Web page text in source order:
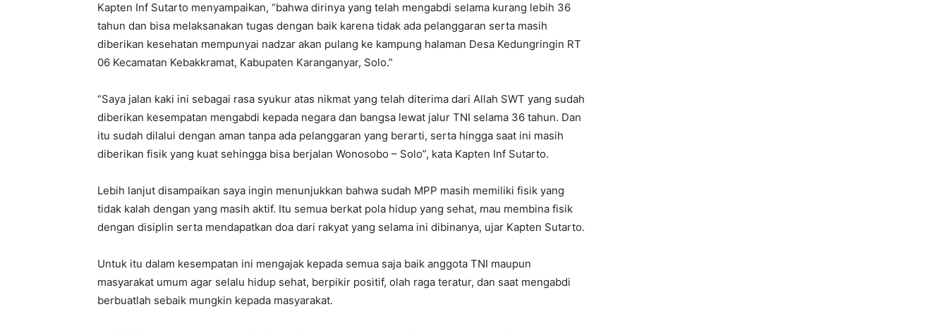
Kapten Inf Sutarto menyampaikan, “bahwa dirinya yang telah mengabdi selama kurang lebih 36
tahun dan bisa melaksanakan tugas dengan baik karena tidak ada pelanggaran serta masih
diberikan kesehatan mempunyai nadzar akan pulang ke kampung halaman Desa Kedungringin RT
06 Kecamatan Kebakkramat, Kabupaten Karanganyar, Solo.”
“Saya jalan kaki ini sebagai rasa syukur atas nikmat yang telah diterima dari Allah SWT yang sudah
diberikan kesempatan mengabdi kepada negara dan bangsa lewat jalur TNI selama 36 tahun. Dan
itu sudah dilalui dengan aman tanpa ada pelanggaran yang berarti, serta hingga saat ini masih
diberikan fisik yang kuat sehingga bisa berjalan Wonosobo – Solo”, kata Kapten Inf Sutarto.
Lebih lanjut disampaikan saya ingin menunjukkan bahwa sudah MPP masih memiliki fisik yang
tidak kalah dengan yang masih aktif. Itu semua berkat pola hidup yang sehat, mau membina fisik
dengan disiplin serta mendapatkan doa dari rakyat yang selama ini dibinanya, ujar Kapten Sutarto.
Untuk itu dalam kesempatan ini mengajak kepada semua saja baik anggota TNI maupun
masyarakat umum agar selalu hidup sehat, berpikir positif, olah raga teratur, dan saat mengabdi
berbuatlah sebaik mungkin kepada masyarakat.